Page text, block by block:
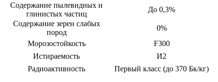
Содержание пылевидных и
глинистых частиц
До 0,3%
Содержание зерен слабых
пород
0%
Морозостойкость
F300
Истираемость
И2
Радиоактивность
Первый класс (до 370 Бк/кг)